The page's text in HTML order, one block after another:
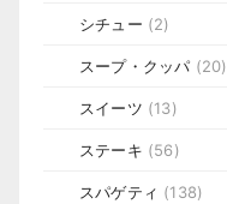
シチュー (2)
スープ・クッパ (20)
スイーツ (13)
ステーキ (56)
スパゲティ (138)